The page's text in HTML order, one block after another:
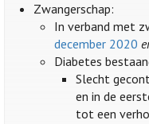
Zwangerschap:
In verband met
december 2020
Diabetes
Slecht
en in de
tot een